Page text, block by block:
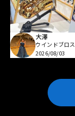
大澤
ウインドブロス
2026/08/03